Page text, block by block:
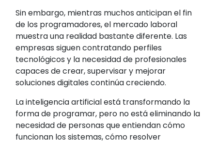
Sin embargo, mientras muchos anticipan el fin
de los programadores, el mercado laboral
muestra una realidad bastante diferente. Las
empresas siguen contratando perfiles
tecnológicos y la necesidad de profesionales
capaces de crear, supervisar y mejorar
soluciones digitales continúa creciendo.
La inteligencia artificial está transformando la
forma de programar, pero no está eliminando la
necesidad de personas que entiendan cómo
funcionan los sistemas, cómo resolver